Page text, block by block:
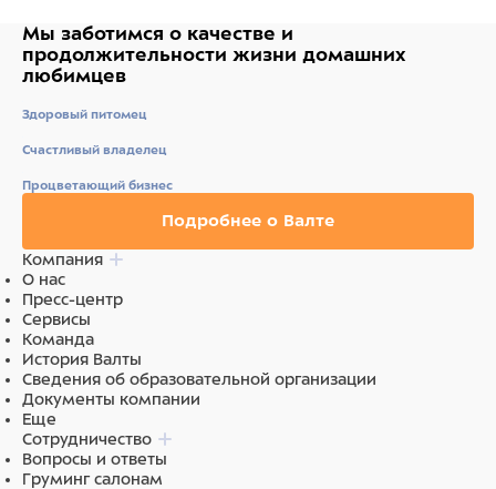
рис, мясо и мясные субпродукты (в том числе мясо
кролика), белок растительный, масла и животные
жиры, лецитин, минеральные вещества, экстракт
ароматизатор, натуральный краситель.
Мы заботимся о качестве и
продолжительности жизни домашних
любимцев
Здоровый питомец
Счастливый владелец
Процветающий бизнес
Подробнее о Валте
Компания
О нас
Пресс-центр
Сервисы
Команда
История Валты
Сведения об образовательной организации
Документы компании
Еще
Сотрудничество
Вопросы и ответы
Груминг салонам